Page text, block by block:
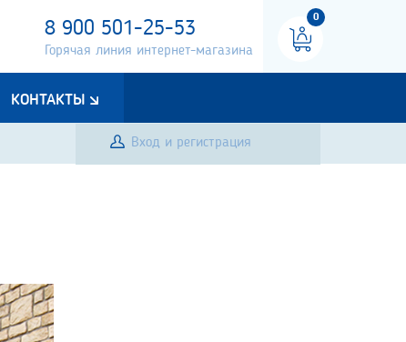
8 900 501-25-53
Горячая линия интернет-магазина
0
КОНТАКТЫ
Вход и регистрация